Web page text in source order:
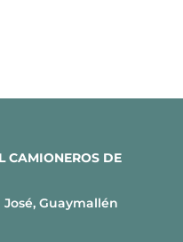
CAMIONEROS DE
Guaymallén